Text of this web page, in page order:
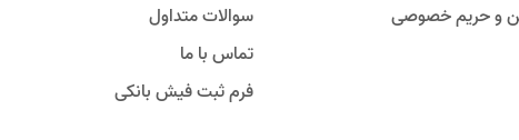
و حریم خصوصی
سوالات متداول
تماس با ما
فرم ثبت فیش بانکی